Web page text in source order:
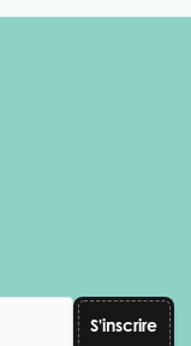
S'inscrire